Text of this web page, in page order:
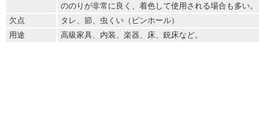
ののりが非常に良く、着色して使用される場合も多い。
欠点
タレ、節、虫くい（ピンホール）
用途
高級家具、内装、楽器、床、銃床など。